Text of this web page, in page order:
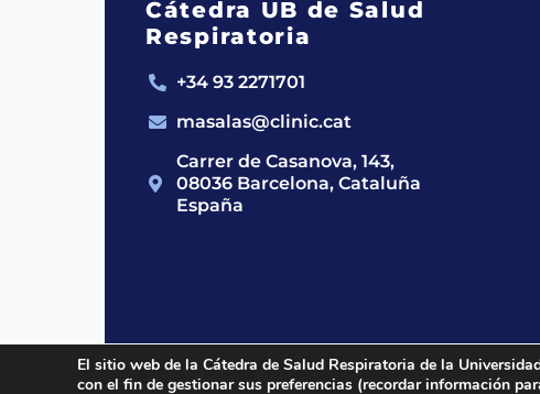
Cátedra UB de Salud
Respiratoria
+34 93 2271701
masalas@clinic.cat
Carrer de Casanova, 143,
08036 Barcelona, Cataluña
España
2024 © Cátedra UB de Salud Respiratoria.
El sitio web de la Cátedra de Salud Respiratoria de la
con el fin de gestionar sus preferencias (recordar información